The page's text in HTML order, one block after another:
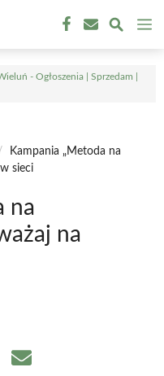
- Ogłoszenia | Sprzedam |
Kampania „Metoda na
sieci
na
na
Share